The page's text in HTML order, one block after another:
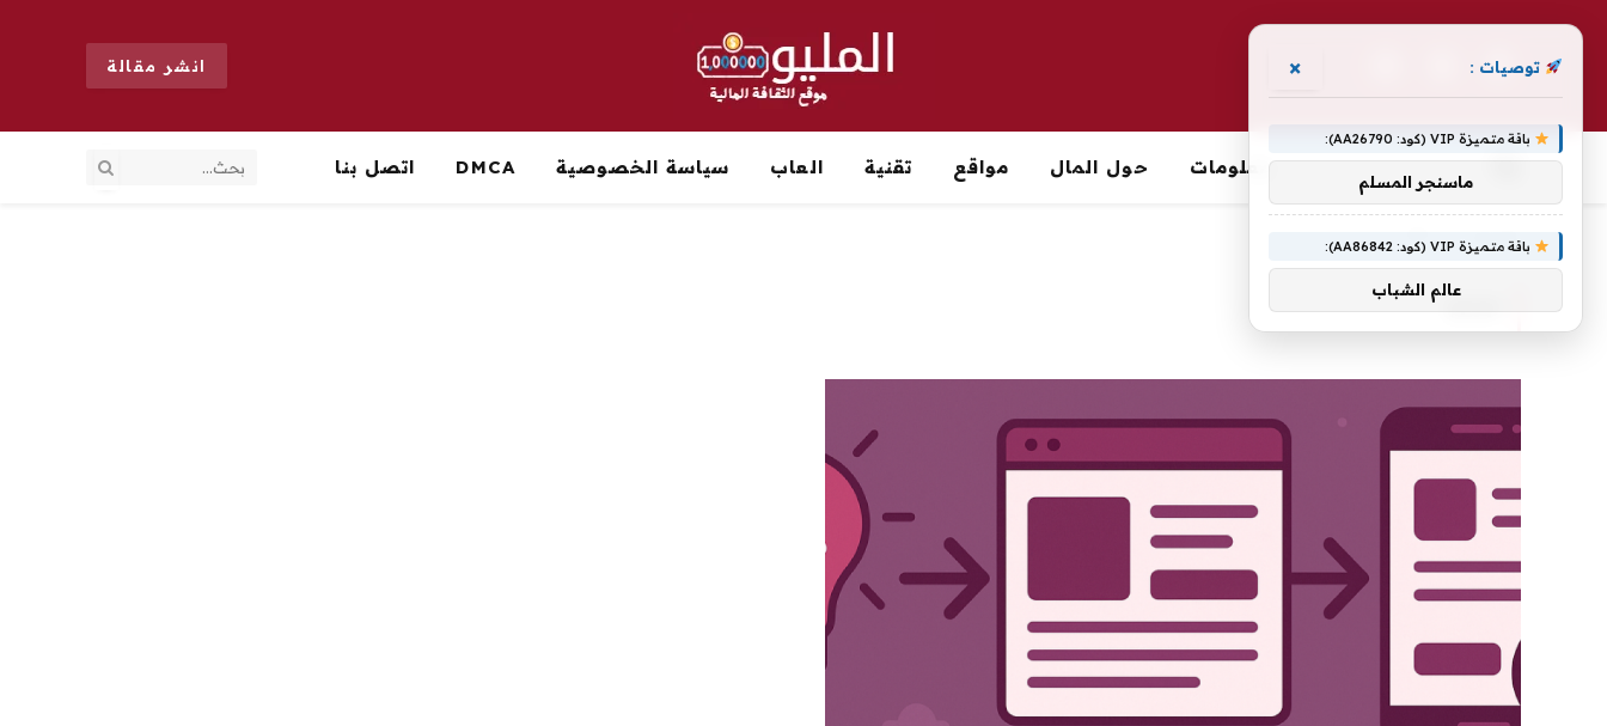
فيسبوك
(Twitter)
انشر مقالة
معلومات حول المال مواقع تقنية العاب سياسة الخصوصية DMCA اتصل بنا
MVP
توصيات : ×
باقة متميزة VIP (كود: AA26790):
ماسنجر المسلم
باقة متميزة VIP (كود: AA86842):
عالم الشباب